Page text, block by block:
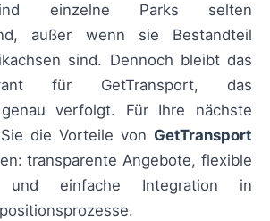
einzelne Parks selten
außer wenn sie Bestandteil
sind. Dennoch bleibt das
für GetTransport, das
verfolgt. Für Ihre nächste
die Vorteile von GetTransport
transparente Angebote, flexible
und einfache Integration in